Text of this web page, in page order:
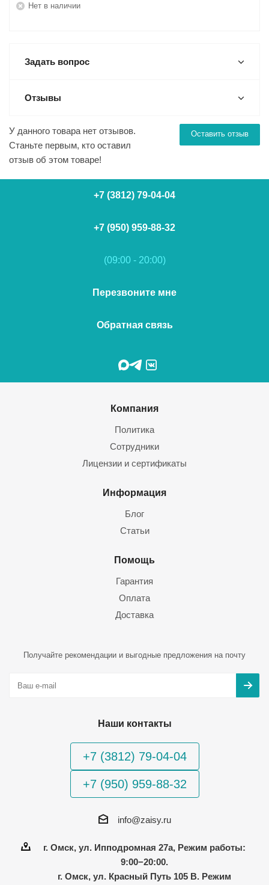
Нет в наличии
Задать вопрос
Отзывы
Оставить отзыв
У данного товара нет отзывов.
Станьте первым, кто оставил
отзыв об этом товаре!
+7 (3812) 79-04-04
+7 (950) 959-88-32
(09:00 - 20:00)
Перезвоните мне
Обратная связь
Компания
Политика
Сотрудники
Лицензии и сертификаты
Информация
Блог
Статьи
Помощь
Гарантия
Оплата
Доставка
Получайте рекомендации и выгодные предложения на почту
Наши контакты
+7 (3812) 79-04-04
+7 (950) 959-88-32
info@zaisy.ru
г. Омск, ул. Ипподромная 27а, Режим работы:
9:00−20:00.
г. Омск, ул. Красный Путь 105 В. Режим